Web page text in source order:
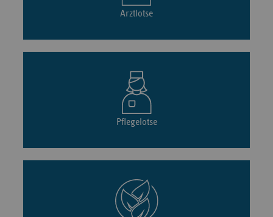
Arztlotse
Pflegelotse